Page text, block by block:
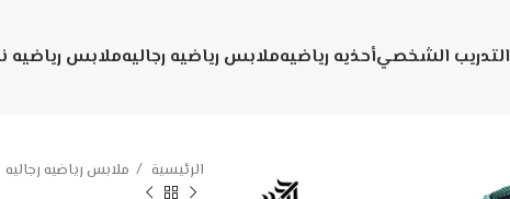
التدريب الشخصيأحذيه رياضيهملابس رياضيه رجاليهملابس رياضيه
الرئيسية ملابس رياضيه رجاليه